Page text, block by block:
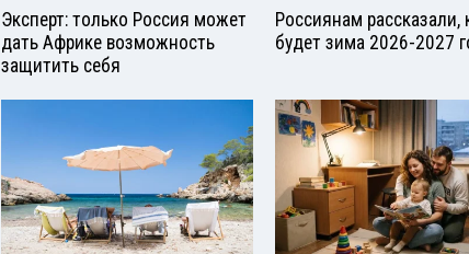
Эксперт: только Россия может
дать Африке возможность
защитить себя
Россиянам рассказали,
будет зима 2026-2027